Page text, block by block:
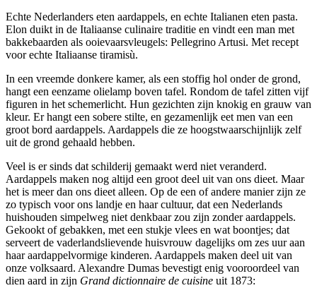
Echte Nederlanders eten aardappels, en echte Italianen eten pasta.
Elon duikt in de Italiaanse culinaire traditie en vindt een man met
bakkebaarden als ooievaarsvleugels: Pellegrino Artusi. Met recept
voor echte Italiaanse tiramisù.
In een vreemde donkere kamer, als een stoffig hol onder de grond,
hangt een eenzame olielamp boven tafel. Rondom de tafel zitten vijf
figuren in het schemerlicht. Hun gezichten zijn knokig en grauw van
kleur. Er hangt een sobere stilte, en gezamenlijk eet men van een
groot bord aardappels. Aardappels die ze hoogstwaarschijnlijk zelf
uit de grond gehaald hebben.
Veel is er sinds dat schilderij gemaakt werd niet veranderd.
Aardappels maken nog altijd een groot deel uit van ons dieet. Maar
het is meer dan ons dieet alleen. Op de een of andere manier zijn ze
zo typisch voor ons landje en haar cultuur, dat een Nederlands
huishouden simpelweg niet denkbaar zou zijn zonder aardappels.
Gekookt of gebakken, met een stukje vlees en wat boontjes; dat
serveert de vaderlandslievende huisvrouw dagelijks om zes uur aan
haar aardappelvormige kinderen. Aardappels maken deel uit van
onze volksaard. Alexandre Dumas bevestigt enig vooroordeel van
dien aard in zijn Grand dictionnaire de cuisine uit 1873: